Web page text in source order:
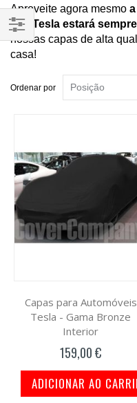
Aproveite agora mesmo
seu Tesla estará
nossas capas de alta
casa!
Ordenar por
Capas para Automóveis
Tesla - Gama Bronze
Interior
159,00 €
ADICIONAR AO
Filtrar
Por